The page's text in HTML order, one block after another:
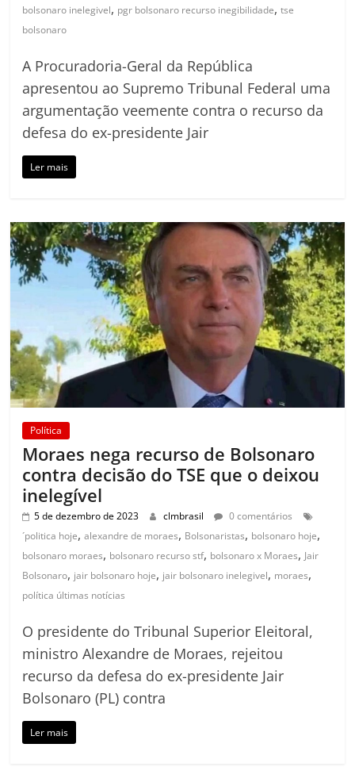
bolsonaro inelegivel, pgr bolsonaro recurso inegibilidade,tse
bolsonaro
A Procuradoria-Geral da República
apresentou ao Supremo Tribunal Federal uma
argumentação veemente contra o recurso da
defesa do ex-presidente Jair
Ler mais
Política
Moraes nega recurso de Bolsonaro
contra decisão do TSE que o deixou
inelegível
5 de dezembro de 2023 clmbrasil
0 comentários
´politica hoje,alexandre de moraes, Bolsonaristas, bolsonaro hoje,
bolsonaro moraes, bolsonaro recurso stf, bolsonaro x Moraes, Jair
Bolsonaro, jair bolsonaro hoje, jair bolsonaro inelegivel, moraes,
política últimas notícias
O presidente do Tribunal Superior Eleitoral,
ministro Alexandre de Moraes, rejeitou
recurso da defesa do ex-presidente Jair
Bolsonaro (PL) contra
Ler mais